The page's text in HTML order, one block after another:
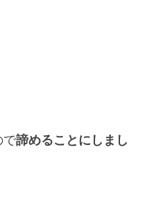
で諦めることにしまし